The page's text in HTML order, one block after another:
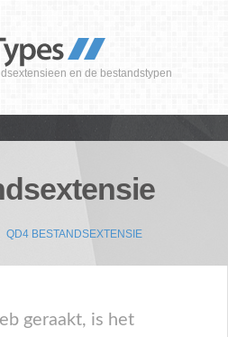
en de bestandstypen
QD4 BESTANDSEXTENSIE
geraakt, is het